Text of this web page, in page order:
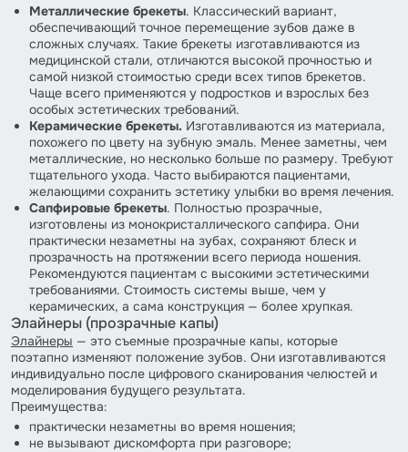
Металлические брекеты. Классический вариант,
обеспечивающий точное перемещение зубов даже в
сложных случаях. Такие брекеты изготавливаются из
медицинской стали, отличаются высокой прочностью и
самой низкой стоимостью среди всех типов брекетов.
Чаще всего применяются у подростков и взрослых без
особых эстетических требований.
Керамические брекеты. Изготавливаются из материала,
похожего по цвету на зубную эмаль. Менее заметны, чем
металлические, но несколько больше по размеру. Требуют
тщательного ухода. Часто выбираются пациентами,
желающими сохранить эстетику улыбки во время лечения.
Сапфировые брекеты. Полностью прозрачные,
изготовлены из монокристаллического сапфира. Они
практически незаметны на зубах, сохраняют блеск и
прозрачность на протяжении всего периода ношения.
Рекомендуются пациентам с высокими эстетическими
требованиями. Стоимость системы выше, чем у
керамических, а сама конструкция — более хрупкая.
Элайнеры (прозрачные капы)
Элайнеры — это съемные прозрачные капы, которые
поэтапно изменяют положение зубов. Они изготавливаются
индивидуально после цифрового сканирования челюстей и
моделирования будущего результата.
Преимущества:
практически незаметны во время ношения;
не вызывают дискомфорта при разговоре;